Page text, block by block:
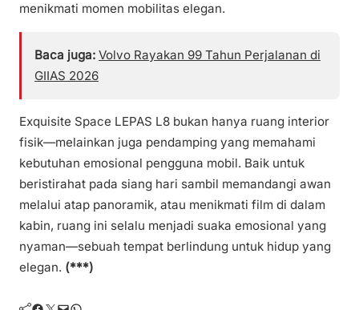
menikmati momen mobilitas elegan.
Baca juga: Volvo Rayakan 99 Tahun Perjalanan di
GIIAS 2026
Exquisite Space LEPAS L8 bukan hanya ruang interior
fisik—melainkan juga pendamping yang memahami
kebutuhan emosional pengguna mobil. Baik untuk
beristirahat pada siang hari sambil memandangi awan
melalui atap panoramik, atau menikmati film di dalam
kabin, ruang ini selalu menjadi suaka emosional yang
nyaman—sebuah tempat berlindung untuk hidup yang
elegan. (***)